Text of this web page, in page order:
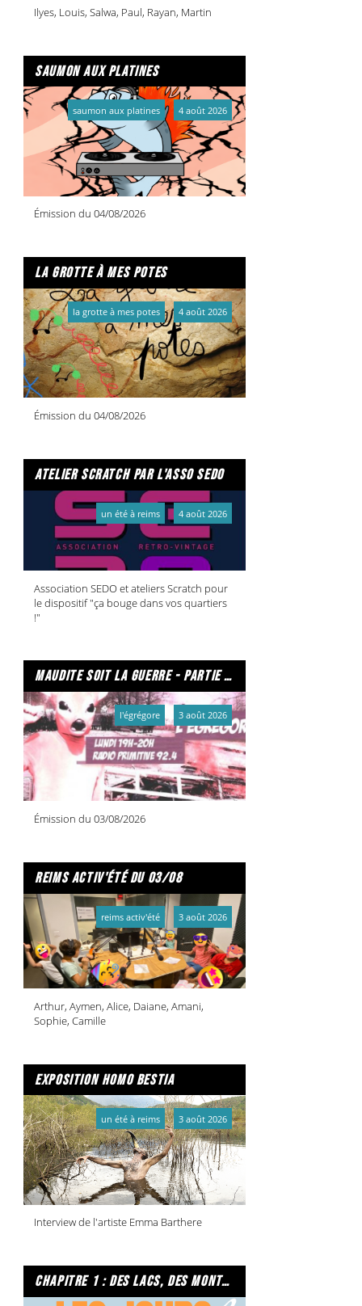
Ilyes, Louis, Salwa, Paul, Rayan, Martin
saumon aux platines
Émission du 04/08/2026
saumon aux platines 4 août 2026
la grotte à mes potes
Émission du 04/08/2026
la grotte à mes potes 4 août 2026
atelier scratch par l'asso sedo
Association SEDO et ateliers Scratch pour
le dispositif "ça bouge dans vos quartiers
!"
un été à reims 4 août 2026
maudite soit la guerre - partie 2/2
Émission du 03/08/2026
l'égrégore 3 août 2026
reims activ'été du 03/08
Arthur, Aymen, Alice, Daiane, Amani,
Sophie, Camille
reims activ'été 3 août 2026
exposition homo bestia
Interview de l'artiste Emma Barthere
un été à reims 3 août 2026
chapitre 1 : des lacs, des montagnes et due caffe per favore